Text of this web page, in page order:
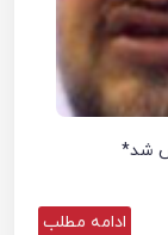
شد*
ادامه مطلب